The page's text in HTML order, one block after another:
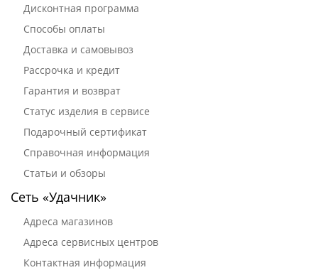
Дисконтная программа
Способы оплаты
Доставка и самовывоз
Рассрочка и кредит
Гарантия и возврат
Статус изделия в сервисе
Подарочный сертификат
Справочная информация
Статьи и обзоры
Сеть «Удачник»
Адреса магазинов
Адреса сервисных центров
Контактная информация